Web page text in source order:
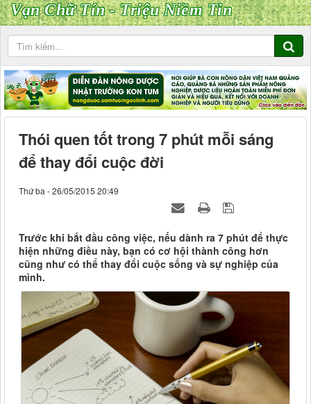
Vạn Chữ Tín - Triệu Niềm Tin
Thói quen tốt trong 7 phút mỗi sáng
để thay đổi cuộc đời
Thứ ba - 26/05/2015 20:49
Trước khi bắt đầu công việc, nếu dành ra 7 phút để thực
hiện những điều này, bạn có cơ hội thành công hơn
cũng như có thể thay đổi cuộc sống và sự nghiệp của
mình.